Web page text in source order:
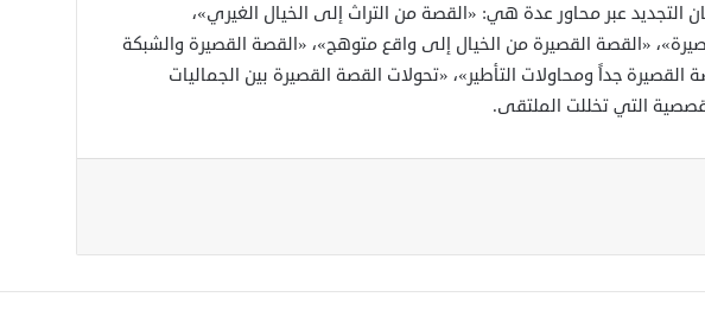
عبر محاور عدة هي: «القصة من التراث إلى الخيال الغيري»،
«القصة القصيرة من الخيال إلى واقع متوهج»، «القصة القصيرة والشبكة
القصيرة جداً ومحاولات التأطير»، «تحولات القصة القصيرة بين الجماليات
التي تخللت الملتقى.